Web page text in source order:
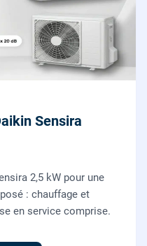
Sensira
2,5 kW pour une
: chauffage et
en service comprise.